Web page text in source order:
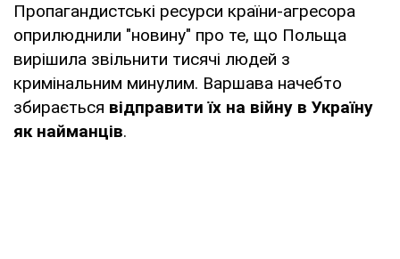
Пропагандистські ресурси країни-агресора
оприлюднили "новину" про те, що Польща
вирішила звільнити тисячі людей з
кримінальним минулим. Варшава начебто
збирається відправити їх на війну в Україну
як найманців.